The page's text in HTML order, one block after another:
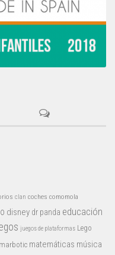
clan coches comomola
disney dr panda educación
juegos de plataformas Lego
marbotic matemáticas música